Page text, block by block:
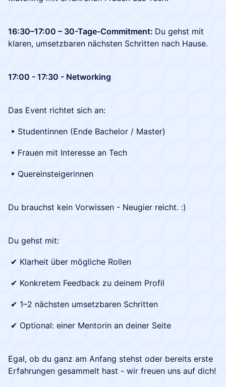
16:30–17:00 – 30-Tage-Commitment: Du gehst mit
klaren, umsetzbaren nächsten Schritten nach Hause.
17:00 - 17:30 - Networking
Das Event richtet sich an:
• Studentinnen (Ende Bachelor / Master)
• Frauen mit Interesse an Tech
• Quereinsteigerinnen
Du brauchst kein Vorwissen - Neugier reicht. :)
Du gehst mit:
✔ Klarheit über mögliche Rollen
✔ Konkretem Feedback zu deinem Profil
✔ 1–2 nächsten umsetzbaren Schritten
✔ Optional: einer Mentorin an deiner Seite
Egal, ob du ganz am Anfang stehst oder bereits erste
Erfahrungen gesammelt hast - wir freuen uns auf dich!